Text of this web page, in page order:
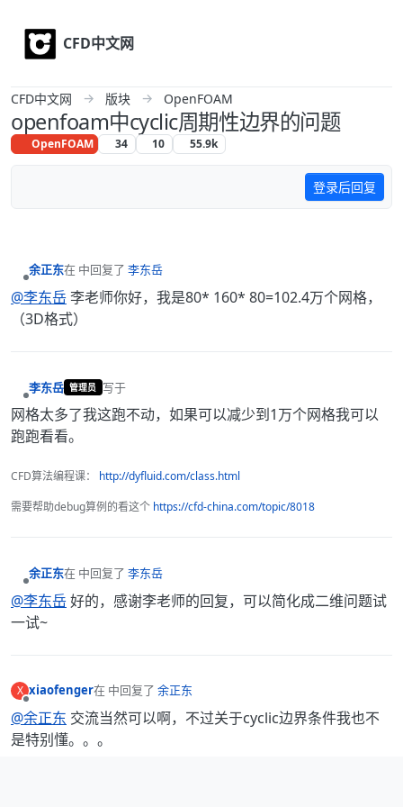
CFD中文网
CFD中文网 版块 OpenFOAM
openfoam中cyclic周期性边界的问题
OpenFOAM 34 10 55.9k
登录后回复
余正东在 中回复了 李东岳
最后由 编辑
@李东岳李老师你好，我是80* 160* 80=102.4万个网格，
（3D格式）
离线
李东岳 管理员 写于
最后由 编辑
网格太多了我这跑不动，如果可以减少到1万个网格我可以
跑跑看看。
CFD算法编程课： http://dyfluid.com/class.html
需要帮助debug算例的看这个 https://cfd-china.com/topic/8018
余正东在 中回复了 李东岳
最后由 编辑
@李东岳好的，感谢李老师的回复，可以简化成二维问题试
一试~
X
离线
xiaofenger在 中回复了 余正东
最后由 编辑
@余正东 交流当然可以啊，不过关于cyclic边界条件我也不
是特别懂。。。